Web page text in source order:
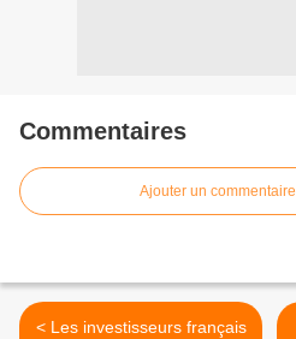
Commentaires
Ajouter un commentaire
< Les investisseurs français